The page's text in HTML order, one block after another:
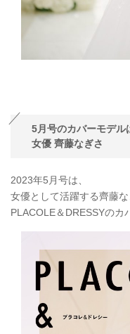
5月号のカバーモデル
女優 齊藤なぎさ
2023年5月号は、
女優として活躍する齊藤
PLACOLE＆DRESSYのカ